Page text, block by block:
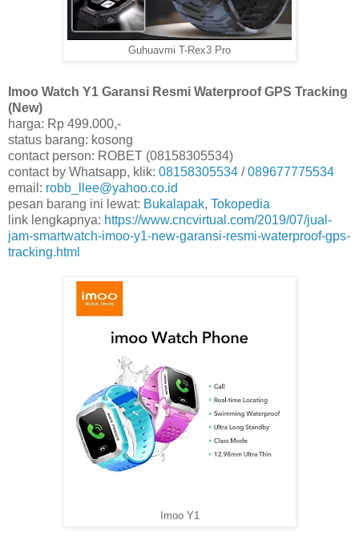
Guhuavmi T-Rex3 Pro
Imoo Watch Y1 Garansi Resmi Waterproof GPS Tracking
(New)
harga: Rp 499.000,-
status barang: kosong
contact person: ROBET (08158305534)
contact by Whatsapp, klik: 08158305534 /089677775534
email: robb_llee@yahoo.co.id
pesan barang ini lewat: Bukalapak, Tokopedia
link lengkapnya: https://www.cncvirtual.com/2019/07/jual-
jam-smartwatch-imoo-y1-new-garansi-resmi-waterproof-gps-
tracking.html
Imoo Y1